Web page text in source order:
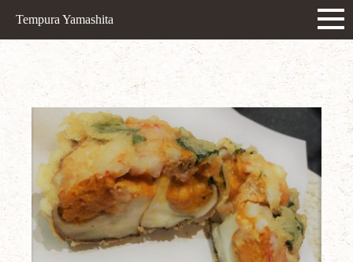
Tempura Yamashita